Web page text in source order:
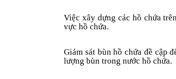
Việc xây dựng các hồ chứa
vực hồ chứa.
Giám sát bùn hồ chứa đề cập
lượng bùn trong nước hồ chứa.